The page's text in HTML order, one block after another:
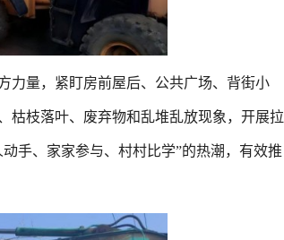
量，紧盯房前屋后、公共广场、背街小
枯枝落叶、废弃物和乱堆乱放现象，开展拉
手、家家参与、村村比学”的热潮，有效推